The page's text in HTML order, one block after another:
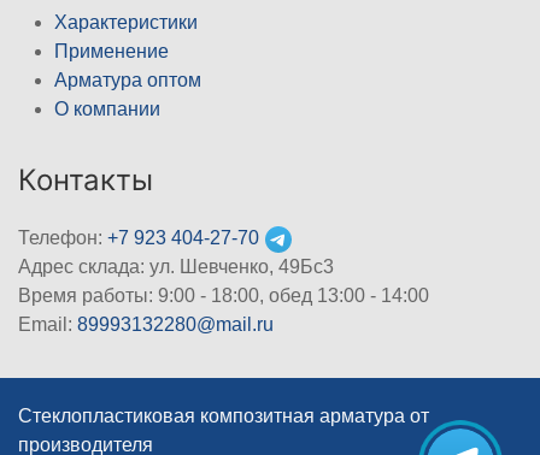
Характеристики
Применение
Арматура оптом
О компании
Контакты
Телефон: +7 923 404-27-70
Адрес склада: ул. Шевченко, 49Бс3
Время работы: 9:00 - 18:00, обед 13:00 - 14:00
Email: 89993132280@mail.ru
Стеклопластиковая композитная арматура от
производителя